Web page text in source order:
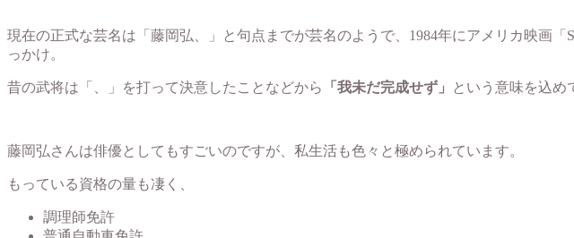
現在の正式な芸名は「藤岡弘、」と句点までが芸名のようで、1984年にアメリカ映画「
っかけ。
昔の武将は「、」を打って決意したことなどから 「我未だ完成せず」 という意味を込め
藤岡弘さんは俳優としてもすごいのですが、私生活も色々と極められています。
もっている資格の量も凄く、
調理師免許